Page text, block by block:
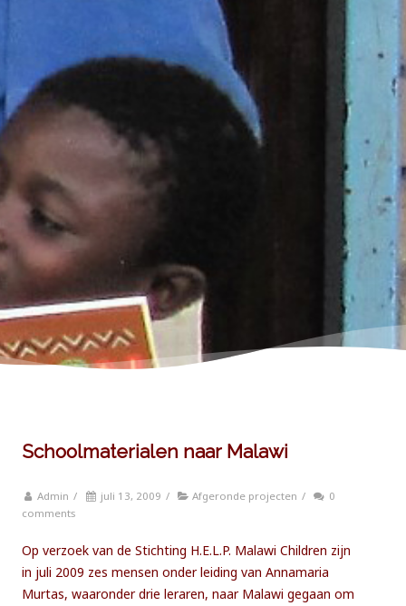
Schoolmaterialen naar Malawi
Admin / juli 13, 2009 / Afgeronde projecten /
0
comments
Op verzoek van de Stichting H.E.L.P. Malawi Children zijn
in juli 2009 zes mensen onder leiding van Annamaria
Murtas, waaronder drie leraren, naar Malawi gegaan om